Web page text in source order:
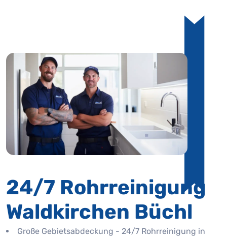
24/7 Rohrreinigung
Waldkirchen Büchl
Große Gebietsabdeckung - 24/7 Rohrreinigung in